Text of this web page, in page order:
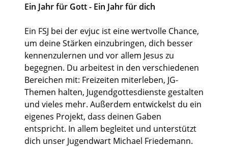
Ein Jahr für Gott - Ein Jahr für dich
Ein FSJ bei der evjuc ist eine wertvolle Chance,
um deine Stärken einzubringen, dich besser
kennenzulernen und vor allem Jesus zu
begegnen. Du arbeitest in den verschiedenen
Bereichen mit: Freizeiten miterleben, JG-
Themen halten, Jugendgottesdienste gestalten
und vieles mehr. Außerdem entwickelst du ein
eigenes Projekt, dass deinen Gaben
entspricht. In allem begleitet und unterstützt
dich unser Jugendwart Michael Friedemann.